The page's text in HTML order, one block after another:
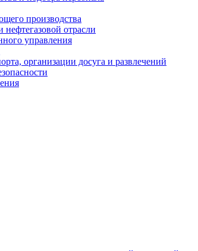
производства
отрасли
управления
организации досуга и развлечений